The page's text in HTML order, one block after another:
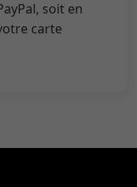
soit en
carte